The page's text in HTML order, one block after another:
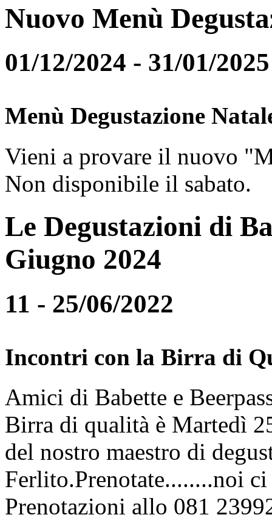
Nuovo Menù
01/12/2024 - 31/01/2025
Menù Degustazione
Vieni a provare il nuovo
Non disponibile il sabato.
Le Degustazioni di
Giugno 2024
11 - 25/06/2022
Incontri con la Birra di
Amici di Babette e
Birra di qualità è Martedì
del nostro maestro di
Ferlito.Prenotate........noi
Prenotazioni allo 081